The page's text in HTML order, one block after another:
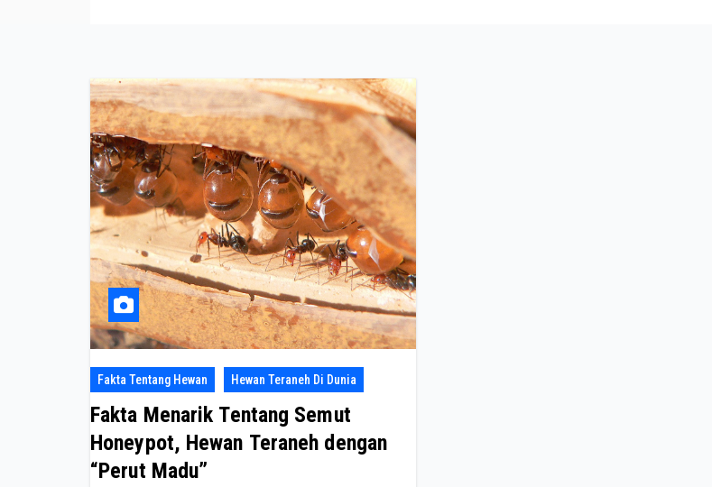
Fakta Tentang Hewan Hewan Teraneh Di Dunia
Fakta Menarik Tentang Semut
Honeypot, Hewan Teraneh dengan
“Perut Madu”